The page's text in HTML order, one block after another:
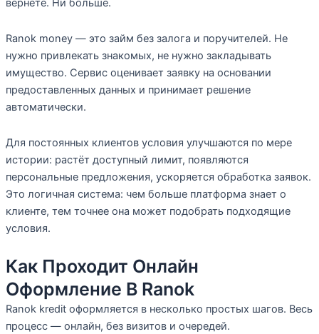
вернёте. Ни больше.
Ranok money — это займ без залога и поручителей. Не
нужно привлекать знакомых, не нужно закладывать
имущество. Сервис оценивает заявку на основании
предоставленных данных и принимает решение
автоматически.
Для постоянных клиентов условия улучшаются по мере
истории: растёт доступный лимит, появляются
персональные предложения, ускоряется обработка заявок.
Это логичная система: чем больше платформа знает о
клиенте, тем точнее она может подобрать подходящие
условия.
Как Проходит Онлайн
Оформление В Ranok
Ranok kredit оформляется в несколько простых шагов. Весь
процесс — онлайн, без визитов и очередей.